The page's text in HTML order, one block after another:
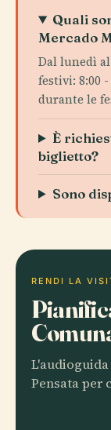
Quali
Mercado
Dal lunedì al
festivi: 8:00
durante le
È
biglietto?
Sono
RENDI LA
Pensata per